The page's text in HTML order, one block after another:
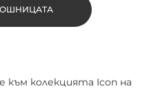
колекцията Icon на